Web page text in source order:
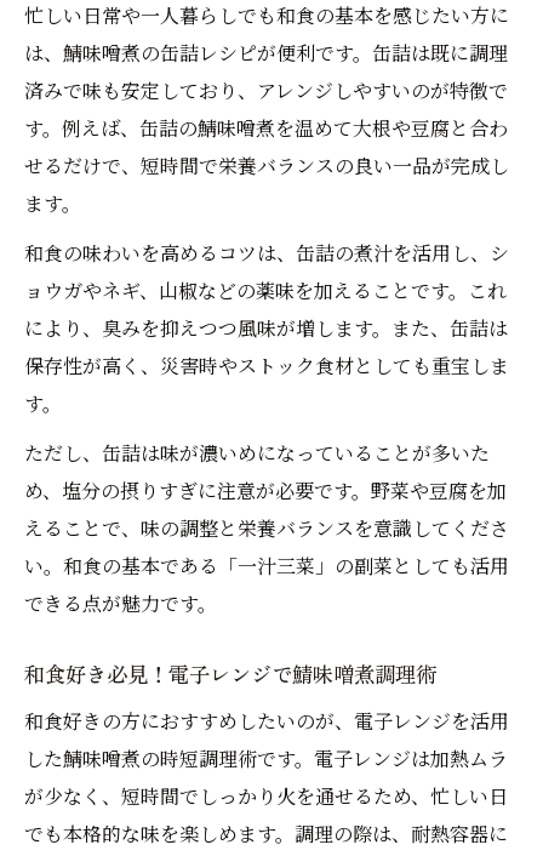
忙しい日常や一人暮らしでも和食の基本を感じたい方に
は、鯖味噌煮の缶詰レシピが便利です。缶詰は既に調理
済みで味も安定しており、アレンジしやすいのが特徴で
す。例えば、缶詰の鯖味噌煮を温めて大根や豆腐と合わ
せるだけで、短時間で栄養バランスの良い一品が完成し
ます。
和食の味わいを高めるコツは、缶詰の煮汁を活用し、シ
ョウガやネギ、山椒などの薬味を加えることです。これ
により、臭みを抑えつつ風味が増します。また、缶詰は
保存性が高く、災害時やストック食材としても重宝しま
す。
ただし、缶詰は味が濃いめになっていることが多いた
め、塩分の摂りすぎに注意が必要です。野菜や豆腐を加
えることで、味の調整と栄養バランスを意識してくださ
い。和食の基本である「一汁三菜」の副菜としても活用
できる点が魅力です。
和食好き必見！電子レンジで鯖味噌煮調理術
和食好きの方におすすめしたいのが、電子レンジを活用
した鯖味噌煮の時短調理術です。電子レンジは加熱ムラ
が少なく、短時間でしっかり火を通せるため、忙しい日
でも本格的な味を楽しめます。調理の際は、耐熱容器に